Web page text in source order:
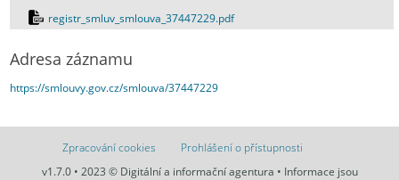
registr_smluv_smlouva_37447229.pdf
Adresa záznamu
https://smlouvy.gov.cz/smlouva/37447229
Zpracování cookies
Prohlášení o přístupnosti
v1.7.0 • 2023 © Digitální a informační agentura • Informace jsou